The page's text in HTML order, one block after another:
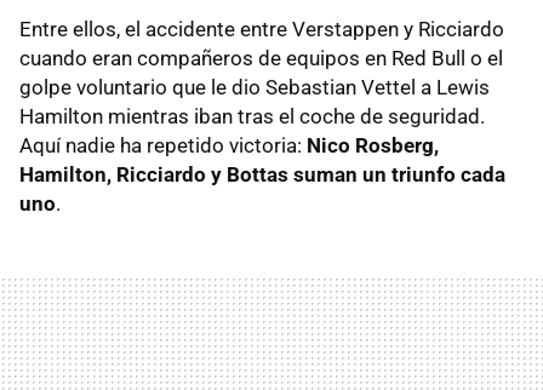
Entre ellos, el accidente entre Verstappen y Ricciardo
cuando eran compañeros de equipos en Red Bull o el
golpe voluntario que le dio Sebastian Vettel a Lewis
Hamilton mientras iban tras el coche de seguridad.
Aquí nadie ha repetido victoria: Nico Rosberg,
Hamilton, Ricciardo y Bottas suman un triunfo cada
uno.